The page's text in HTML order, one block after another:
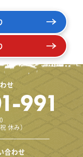
せ
休み）
合わせ